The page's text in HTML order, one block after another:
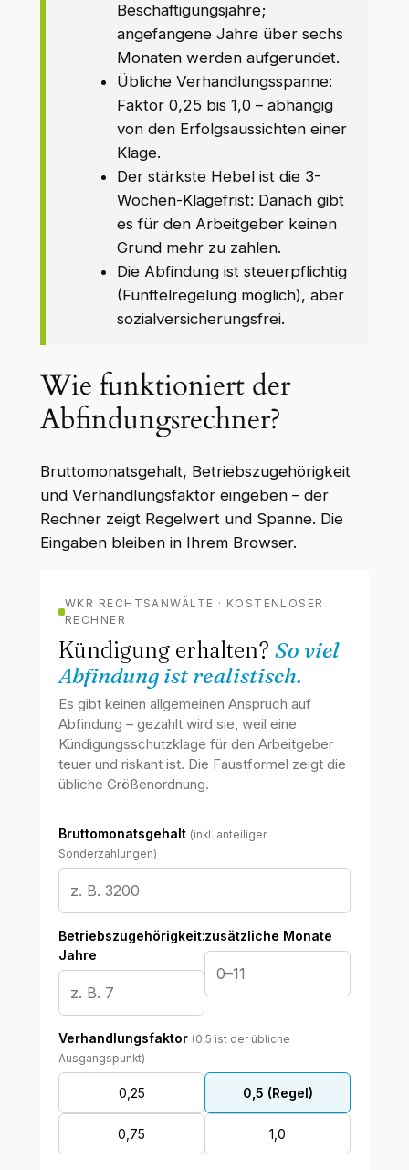
WKR Rechtsanwälte
Online · echte Anwälte, kein Callcenter
Beschäftigungsjahre;
angefangene Jahre über sechs
Monaten werden aufgerundet.
Übliche Verhandlungsspanne:
Faktor 0,25 bis 1,0 – abhängig
von den Erfolgsaussichten einer
Klage.
Der stärkste Hebel ist die 3-
Wochen-Klagefrist: Danach gibt
es für den Arbeitgeber keinen
Grund mehr zu zahlen.
Die Abfindung ist steuerpflichtig
(Fünftelregelung möglich), aber
sozialversicherungsfrei.
Wie funktioniert der
Abfindungsrechner?
Bruttomonatsgehalt, Betriebszugehörigkeit
und Verhandlungsfaktor eingeben – der
Rechner zeigt Regelwert und Spanne. Die
Eingaben bleiben in Ihrem Browser.